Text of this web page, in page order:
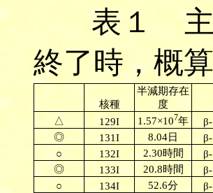
表１ 主
終了時，概算
核種
半減期存在
度
△
129I 1.57×107年 β-
◎
131I 8.04日 β-
○
132I 2.30時間 β-
◎
133I 20.8時間 β-
○
134I 52.6分 β-